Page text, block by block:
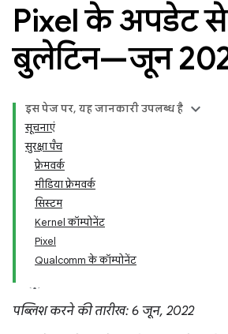
Pixel के अपडेट
बुलेटिन—जून
इस पेज पर, यह जानकारी उपलब्ध है
सूचनाएं
सुरक्षा पैच
फ़्रेमवर्क
मीडिया फ़्रेमवर्क
सिस्टम
Kernel कॉम्पोनेंट
Pixel
Qualcomm के कॉम्पोनेंट
पब्लिश करने की तारीख: 6 जून, 2022